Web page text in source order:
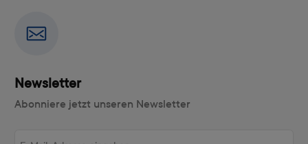
Newsletter
Abonniere jetzt unseren Newsletter